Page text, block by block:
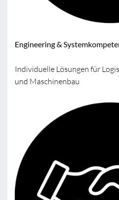
Engineering &
Individuelle Lösungen für
und Maschinenbau